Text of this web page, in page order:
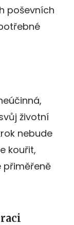
poševních
životní
nebude
kouřit,
přiměřeně